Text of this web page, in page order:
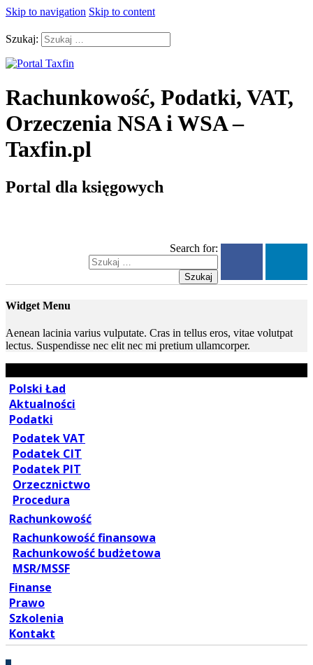
Skip to navigation Skip to content
Szukaj:
Rachunkowość, Podatki, VAT,
Orzeczenia NSA i WSA –
Taxfin.pl
Portal dla księgowych
Search for:
Szukaj
Widget Menu
Aenean lacinia varius vulputate. Cras in tellus eros, vitae volutpat
lectus. Suspendisse nec elit nec mi pretium ullamcorper.
Polski Ład
Aktualności
Podatki
Podatek VAT
Podatek CIT
Podatek PIT
Orzecznictwo
Procedura
Rachunkowość
Rachunkowość finansowa
Rachunkowość budżetowa
MSR/MSSF
Finanse
Prawo
Szkolenia
Kontakt